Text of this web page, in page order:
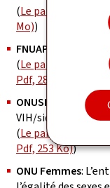
(Le partenariat
Mo))
FNUAP : Le Fonds
(Le partenariat
Pdf, 287 Ko)
ONUSIDA
: Le
VIH/sida
(Le partenariat
Pdf, 253 Ko))
ONU Femmes: